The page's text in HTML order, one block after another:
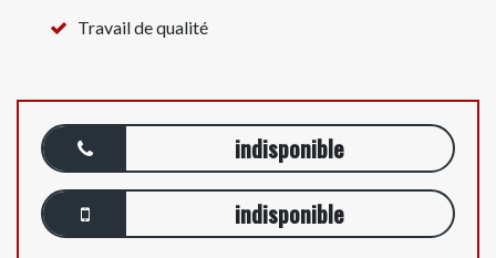
Travail de qualité
indisponible
indisponible